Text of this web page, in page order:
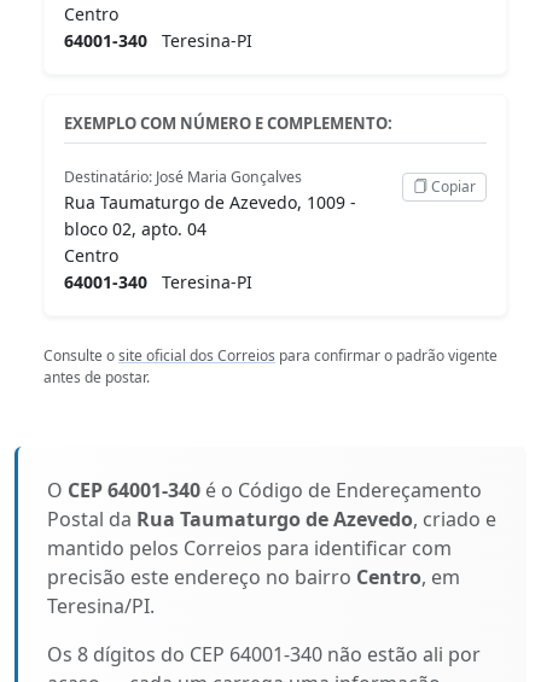
Centro
64001-340 Teresina-PI
EXEMPLO COM NÚMERO E COMPLEMENTO:
Destinatário: José Maria Gonçalves
Rua Taumaturgo de Azevedo, 1009 -
bloco 02, apto. 04
Centro
64001-340 Teresina-PI
Copiar
Consulte osite oficial dos Correios para confirmar o padrão vigente
antes de postar.
O CEP 64001-340 é o Código de Endereçamento
Postal da Rua Taumaturgo de Azevedo, criado e
mantido pelos Correios para identificar com
precisão este endereço no bairro Centro, em
Teresina/PI.
Os 8 dígitos do CEP 64001-340 não estão ali por